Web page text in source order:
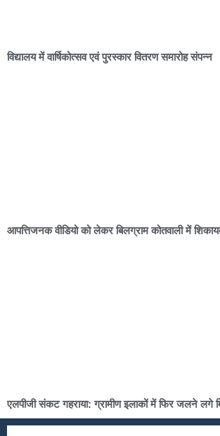
विद्यालय में वार्षिकोत्सव एवं पुरस्कार वितरण समारोह संपन्न
आपत्तिजनक वीडियो को लेकर बिलग्राम कोतवाली में
एलपीजी संकट गहराया: ग्रामीण इलाकों में फिर जलने लगे